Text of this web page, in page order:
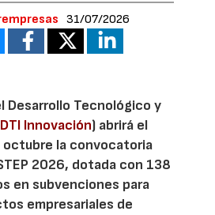
31/07/2026
Desarrollo Tecnológico y
Innovación) abrirá el
octubre la convocatoria
2026, dotada con 138
en subvenciones para
empresariales de